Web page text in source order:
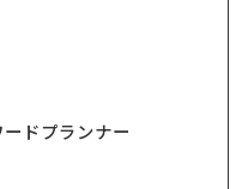
ドプランナー